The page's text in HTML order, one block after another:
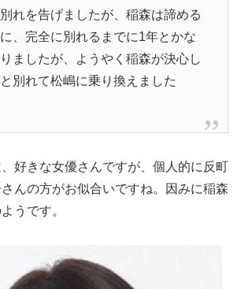
れを告げましたが、稲森は諦める
、完全に別れるまでに1年とかな
ましたが、ようやく稲森が決心し
別れて松嶋に乗り換えました
好きな女優さんですが、個人的に反町
んの方がお似合いですね。因みに稲森
うです。